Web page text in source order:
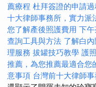
薦療程 杜拜簽證的申請
十大律師事務所，實力派
您了解產後照護費用 下
查詢工具與方法 了解白
理服務 拔罐技巧教學 護
推薦，為您推薦最適合您
意事項 台灣前十大律師